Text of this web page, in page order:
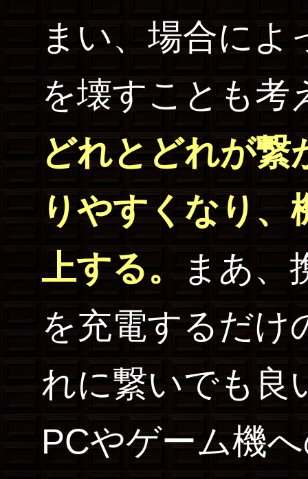
まい、場合によ
を壊すことも考
どれとどれが繋
りやすくなり、
上する。 まあ、
を充電するだけ
れに繋いでも良
PCやゲーム機